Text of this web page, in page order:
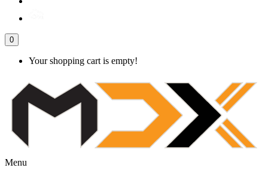
0
Your shopping cart is empty!
Menu